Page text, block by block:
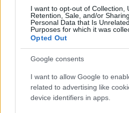
I want to opt-out of Collection,
Retention, Sale, and/or
Personal Data that Is
Purposes for which it was
Opted Out
Google consents
I want to allow Google to
related to advertising like
device identifiers in apps.
DIVENTA UN NOSTRO
TWITTER
UNIVERSITA’
straordinario per i
ricercatori